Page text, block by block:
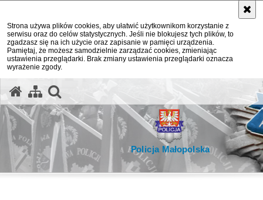
Strona używa plików cookies, aby ułatwić użytkownikom korzystanie z
serwisu oraz do celów statystycznych. Jeśli nie blokujesz tych plików, to
zgadzasz się na ich użycie oraz zapisanie w pamięci urządzenia.
Pamiętaj, że możesz samodzielnie zarządzać cookies, zmieniając
ustawienia przeglądarki. Brak zmiany ustawienia przeglądarki oznacza
wyrażenie zgody.
Policja Małopolska